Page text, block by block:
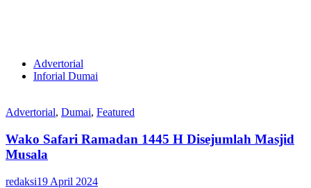
Advertorial
Inforial Dumai
Advertorial, Dumai, Featured
Wako Safari Ramadan 1445 H Disejumlah Masjid
Musala
redaksi19 April 2024